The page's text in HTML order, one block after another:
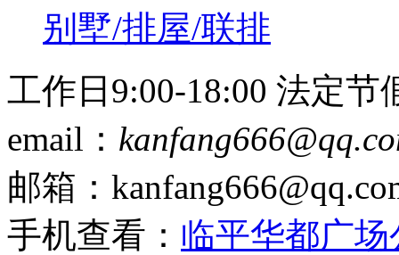
别墅/排屋/联排
工作日9:00-18:00 法定节
email：
邮箱：
手机查看： 临平华都广